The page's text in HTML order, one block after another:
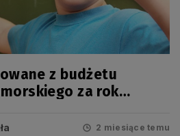
z budżetu
za rok
2 miesiące temu